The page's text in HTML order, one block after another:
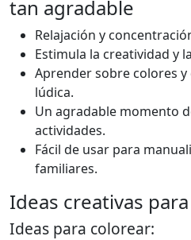
tan agradable
Relajación y
Estimula la creatividad y
Aprender sobre colores
lúdica.
Un agradable momento
actividades.
Fácil de usar para
familiares.
Ideas creativas
Ideas para colorear: